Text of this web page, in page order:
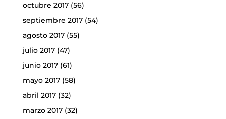
octubre 2017(56)
septiembre 2017(54)
agosto 2017(55)
julio 2017(47)
junio 2017(61)
mayo 2017(58)
abril 2017(32)
marzo 2017(32)